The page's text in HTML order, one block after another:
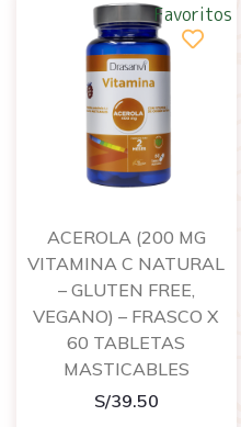
ACEROLA (200 MG
VITAMINA C NATURAL
– GLUTEN FREE,
VEGANO) – FRASCO X
60 TABLETAS
MASTICABLES
S/39.50
Favoritos